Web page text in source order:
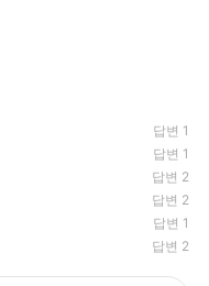
답변 1
답변 1
답변 2
답변 2
답변 1
답변 2